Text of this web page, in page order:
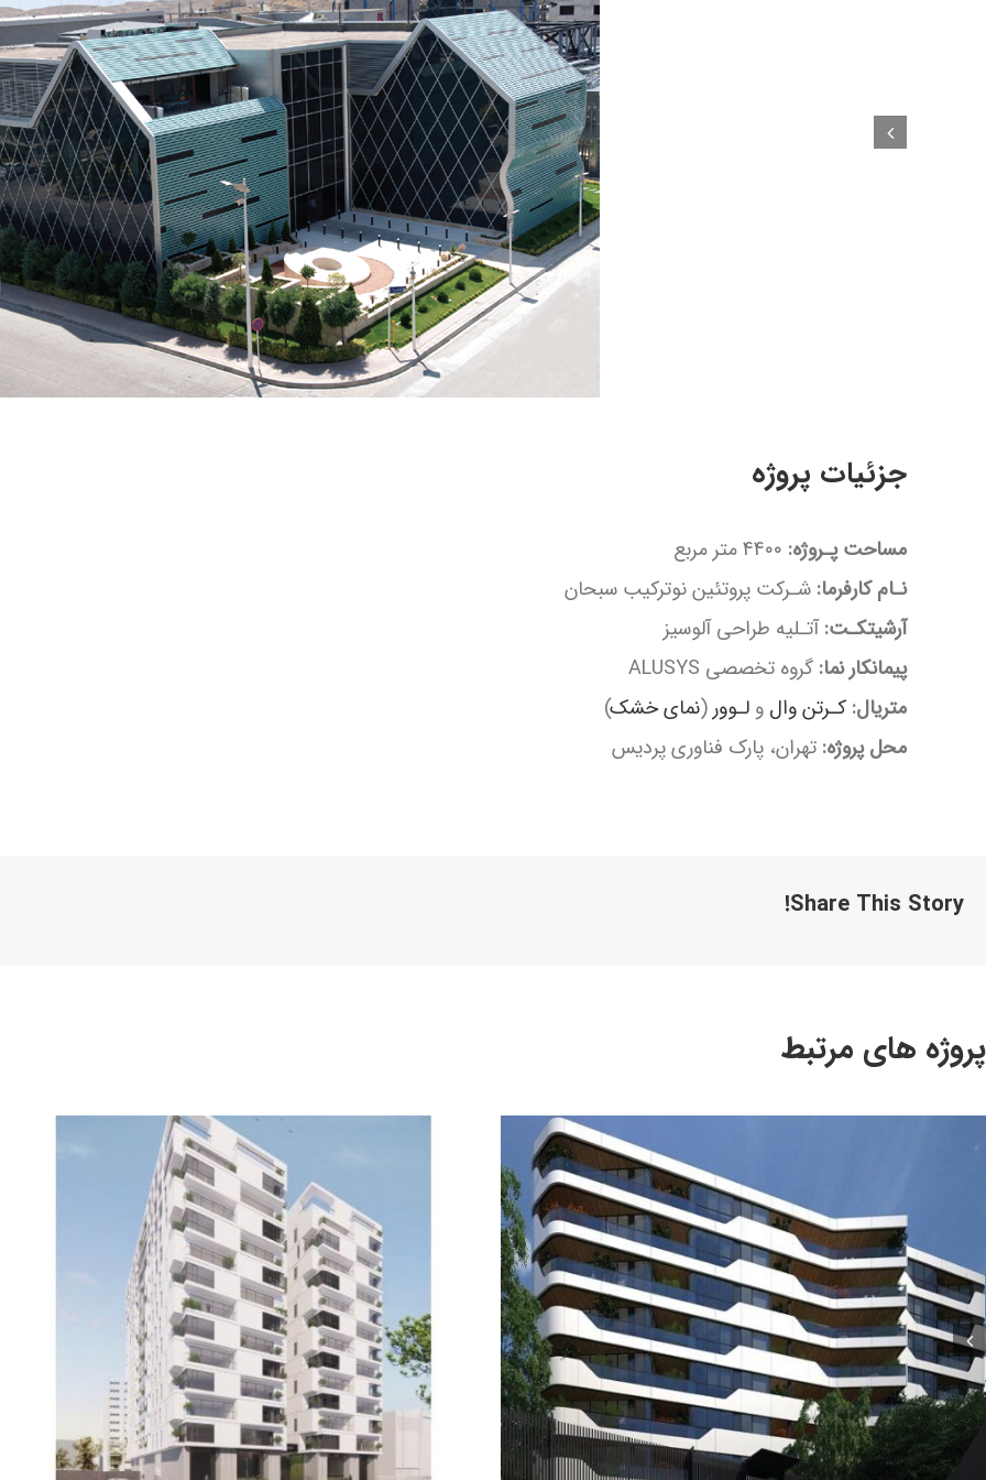
جزئیات پروژه
مساحت پـروژه:
نـام کارفرما: شـرکت پروتئین نوترکیب سبحان
آرشیتکـت:آتـلیه طراحی آلوسیز
پیمانکار نما: گروه تخصصی ALUSYS
متریال: کـرتن وال و لـوور (نمای خشک)
محل پروژه: تهران، پارک فناوری پردیس
Share This Story!
پروژه های مرتبط